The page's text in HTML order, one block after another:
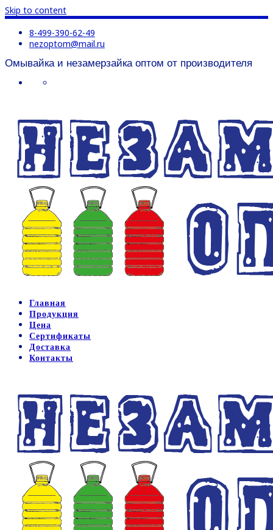
Skip to content
8-499-390-62-49
nezoptom@mail.ru
Омывайка и незамерзайка оптом от производителя
Главная
Продукция
Цена
Сертификаты
Доставка
Контакты